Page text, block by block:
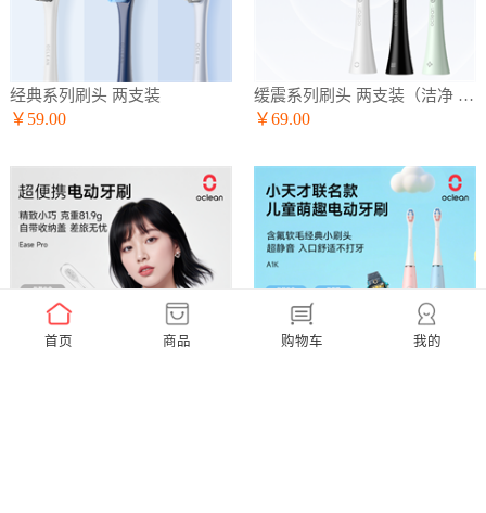
首页 商品 购物车 我的
经典系列刷头 两支装
￥59.00
缓震系列刷头 两支装（洁净 护龈 亮白）
￥69.00